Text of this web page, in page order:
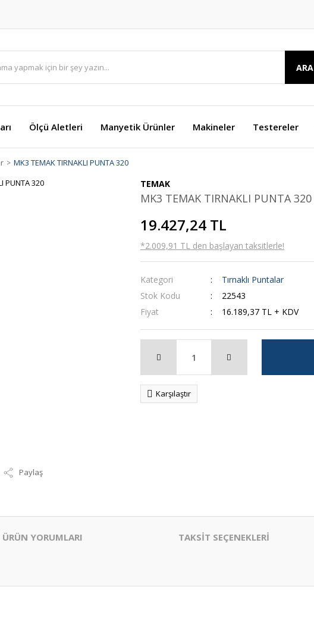
ARA
Ölçü Aletleri Manyetik Ürünler Makineler Testereler
MK3 TEMAK TIRNAKLI PUNTA 320
Paylaş
TEMAK
MK3 TEMAK TIRNAKLI PUNTA 320
19.427,24 TL
*2.009,91 TL den başlayan taksitlerle!
Kategori
Tırnaklı Puntalar
Stok Kodu
22543
Fiyat
16.189,37 TL + KDV
Karşılaştır
ÜRÜN YORUMLARI TAKSİT SEÇENEKLERİ